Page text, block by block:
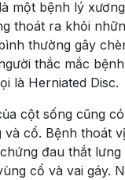
một bệnh lý
thoát ra khỏi
thường gây
thắc mắc
là Herniated Disc.
cột sống cũng
cổ. Bệnh thoát
đau thắt
cổ và vai gáy.